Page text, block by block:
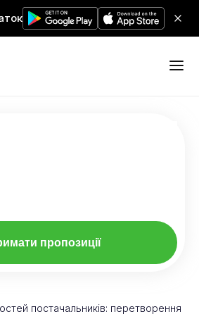
пропозиції
постачальників: перетворення